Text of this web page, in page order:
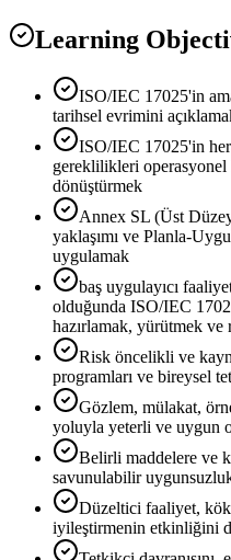
Learning
ISO/IEC 17025'in
tarihsel evrimini
ISO/IEC 17025'in
gereklilikleri
dönüştürmek
Annex SL (Üst
yaklaşımı ve Planla-
uygulamak
baş uygulayıcı
olduğunda ISO/IEC
hazırlamak, yürütmek ve
Risk öncelikli ve
programları ve bireysel
Gözlem, mülakat,
yoluyla yeterli ve uygun
Belirli maddelere ve
savunulabilir
Düzeltici faaliyet,
iyileştirmenin etkinliğini